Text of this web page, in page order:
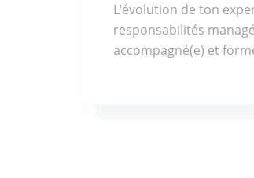
L’évolution de ton
responsabilités
accompagné(e) et